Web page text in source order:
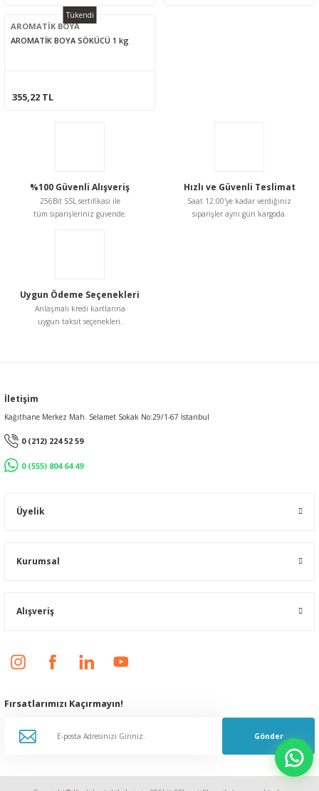
Tükendi
AROMATİK BOYA
AROMATİK BOYA SÖKÜCÜ 1 kg
355,22 TL
%100 Güvenli Alışveriş
256Bit SSL sertifikası ile
tüm siparişleriniz güvende.
Hızlı ve Güvenli Teslimat
Saat 12:00'ye kadar verdiğiniz
siparişler aynı gün kargoda.
Uygun Ödeme Seçenekleri
Anlaşmalı kredi kartlarına
uygun taksit seçenekleri.
İletişim
Kağıthane Merkez Mah. Selamet Sokak No:29/1-67 İstanbul
0 (212) 224 52 59
0 (555) 804 64 49
Üyelik
Kurumsal
Alışveriş
Fırsatlarımızı Kaçırmayın!
Gönder